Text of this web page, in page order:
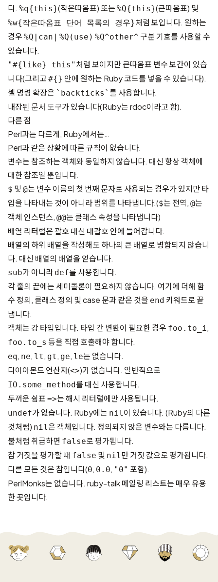
다. %q{this}(작은따옴표) 또는 %Q{this}(큰따옴표) 및
%w{작은따옴표 단어 목록의 경우}처럼 보입니다. 원하는
경우 %Q|can| %Q(use) %Q^other^ 구분 기호를 사용할 수
있습니다.
"#{like} this" 처럼 보이지만 큰따옴표 변수 보간이 있습
니다(그리고 #{} 안에 원하는 Ruby 코드를 넣을 수 있습니다).
셸 명령 확장은 `backticks` 를 사용합니다.
내장된 문서 도구가 있습니다(Ruby는 rdoc이라고 함).
다른 점
Perl과는 다르게, Ruby에서는…
Perl과 같은 상황에 따른 규칙이 없습니다.
변수는 참조하는 객체와 동일하지 않습니다. 대신 항상 객체에
대한 참조일 뿐입니다.
$ 및 @는 변수 이름의 첫 번째 문자로 사용되는 경우가 있지만 타
입을 나타내는 것이 아니라 범위를 나타냅니다.($는 전역, @는
객체 인스턴스, @@는 클래스 속성을 나타냅니다)
배열 리터럴은 괄호 대신 대괄호 안에 들어갑니다.
배열의 하위 배열을 작성해도 하나의 큰 배열로 병합되지 않습니
다. 대신 배열의 배열을 얻습니다.
sub가 아니라 def를 사용합니다.
각 줄의 끝에는 세미콜론이 필요하지 않습니다. 여기에 더해 함
수 정의, 클래스 정의 및 case 문과 같은 것을 end 키워드로 끝
냅니다.
객체는 강 타입입니다. 타입 간 변환이 필요한 경우 foo.to_i,
foo.to_s 등을 직접 호출해야 합니다.
eq, ne, lt , gt , ge, le는 없습니다.
다이아몬드 연산자(<>)가 없습니다. 일반적으로
IO.some_method를 대신 사용합니다.
두꺼운 쉼표 =>는 해시 리터럴에만 사용됩니다.
undef가 없습니다. Ruby에는 nil이 있습니다. (Ruby의 다른
것처럼) nil은 객체입니다. 정의되지 않은 변수와는 다릅니다.
불처럼 취급하면 false로 평가됩니다.
참 거짓을 평가할 때 false 및 nil만 거짓 값으로 평가됩니다.
다른 모든 것은 참입니다(0, 0.0, "0" 포함).
PerlMonks는 없습니다. ruby-talk 메일링 리스트는 매우 유용
한 곳입니다.